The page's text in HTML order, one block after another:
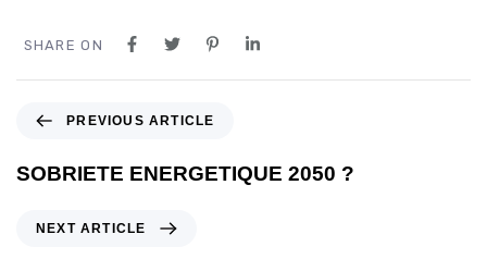
SHARE ON
PREVIOUS ARTICLE
SOBRIETE ENERGETIQUE 2050 ?
NEXT ARTICLE